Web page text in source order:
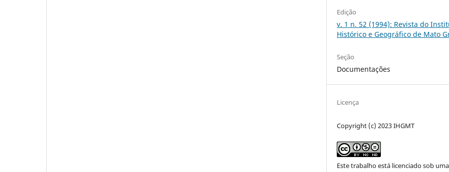
Edição
v. 1 n. 52 (1994): Revista do
Histórico e Geográfico de Mato
Seção
Documentações
Licença
Copyright (c) 2023 IHGMT
Este trabalho está licenciado sob uma